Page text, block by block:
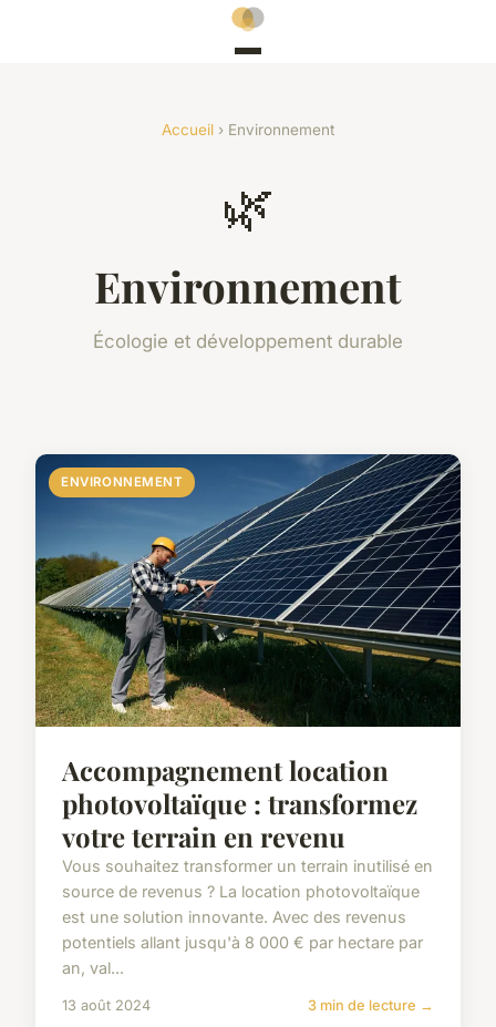
Accueil › Environnement
🌿
Environnement
Écologie et développement durable
ENVIRONNEMENT
Accompagnement location
photovoltaïque : transformez
votre terrain en revenu
Vous souhaitez transformer un terrain inutilisé en
source de revenus ? La location photovoltaïque
est une solution innovante. Avec des revenus
potentiels allant jusqu'à 8 000 € par hectare par
an, val...
13 août 2024 3 min de lecture →